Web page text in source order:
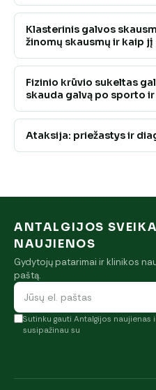
Klasterinis galvos
žinomų skausmų ir kaip
Fizinio krūvio sukeltas
skauda galvą po sporto
Ataksija: priežastys ir
ANTALGIJOS
NAUJIENOS
Gydytojų patarimai ir klinikos
paštą.
Sutinku gauti Antalgijos naujienas
susipažinau su